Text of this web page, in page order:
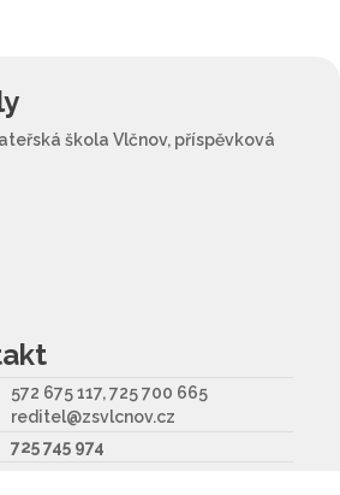
škola Vlčnov, příspěvková
572 675 117, 725 700 665
reditel@zsvlcnov.cz
725 745 974